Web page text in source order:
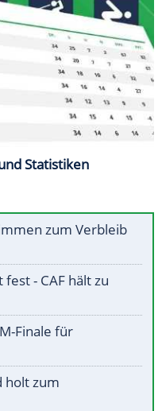
Statistiken
zum Verbleib
fest - CAF hält zu
Finale für
holt zum